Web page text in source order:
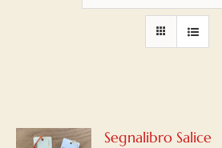
Segnalibro Salice